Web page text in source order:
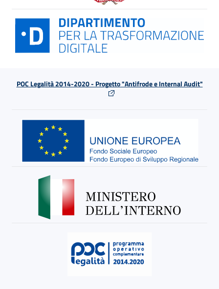
POC Legalità 2014-2020 - Progetto "Antifrode e Internal Audit"